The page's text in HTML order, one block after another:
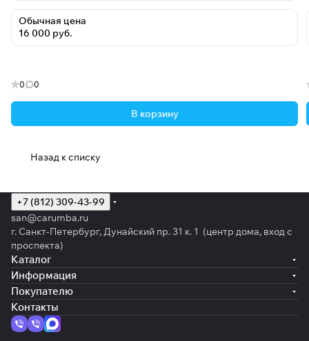
Обычная цена
16 000 руб.
0 0
В корзину
Назад к списку
+7 (812) 309-43-99
san@carumba.ru
г. Санкт-Петербург, Дунайский пр. 31 к. 1 (центр дома, вход с
проспекта)
Каталог
Информация
Покупателю
Контакты